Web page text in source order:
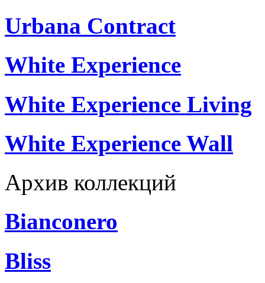
Urbana Contract
White Experience
White Experience Living
White Experience Wall
Архив коллекций
Bianconero
Bliss